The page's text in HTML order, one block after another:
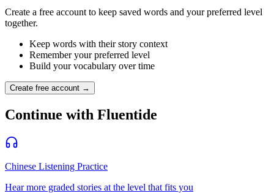
Create a free account to keep saved words and your preferred level
together.
Keep words with their story context
Remember your preferred level
Build your vocabulary over time
Create free account →
Continue with Fluentide
Chinese Listening Practice
Hear more graded stories at the level that fits you